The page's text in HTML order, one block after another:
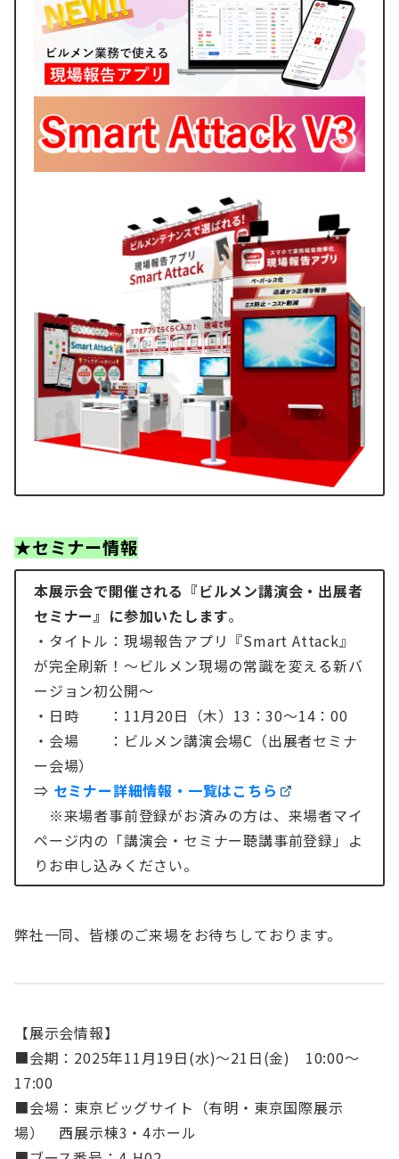
★セミナー情報
本展示会で開催される『ビルメン講演会・出展者
セミナー』に参加いたします。
・タイトル：現場報告アプリ『Smart Attack』
が完全刷新！～ビルメン現場の常識を変える新バ
ージョン初公開～
・日時 ：11月20日（木）13：30～14：00
・会場 ：ビルメン講演会場C（出展者セミナ
ー会場）
⇒ セミナー詳細情報・一覧はこちら
※来場者事前登録がお済みの方は、来場者マイ
ページ内の「講演会・セミナー聴講事前登録」よ
りお申し込みください。
弊社一同、皆様のご来場をお待ちしております。
【展示会情報】
■会期：2025年11月19日(水)～21日(金) 10:00～
17:00
■会場：東京ビッグサイト（有明・東京国際展示
場） 西展示棟3・4ホール